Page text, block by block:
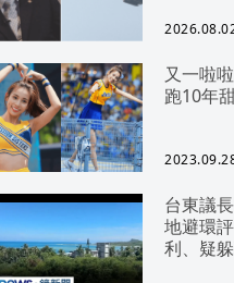
又一啦
跑10年
台東議
地避環
利、疑